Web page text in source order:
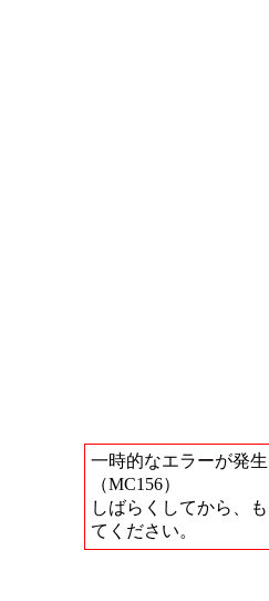
一時的なエラーが発生
（MC156）
しばらくしてから、
てください。